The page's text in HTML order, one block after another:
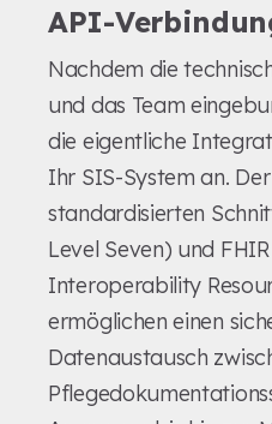
API-
Nachdem die
und das Team
die eigentliche
Ihr SIS-System an.
standardisierten
Level Seven) und
Interoperability
ermöglichen einen
Datenaustausch